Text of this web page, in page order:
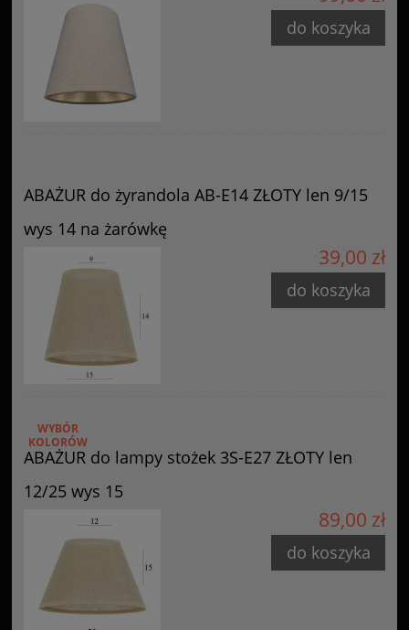
do koszyka
ABAŻUR do żyrandola AB-E14 ZŁOTY len 9/15
wys 14 na żarówkę
39,00 zł
do koszyka
ABAŻUR do lampy stożek 3S-E27 ZŁOTY len
12/25 wys 15
WYBÓR
KOLORÓW
89,00 zł
do koszyka